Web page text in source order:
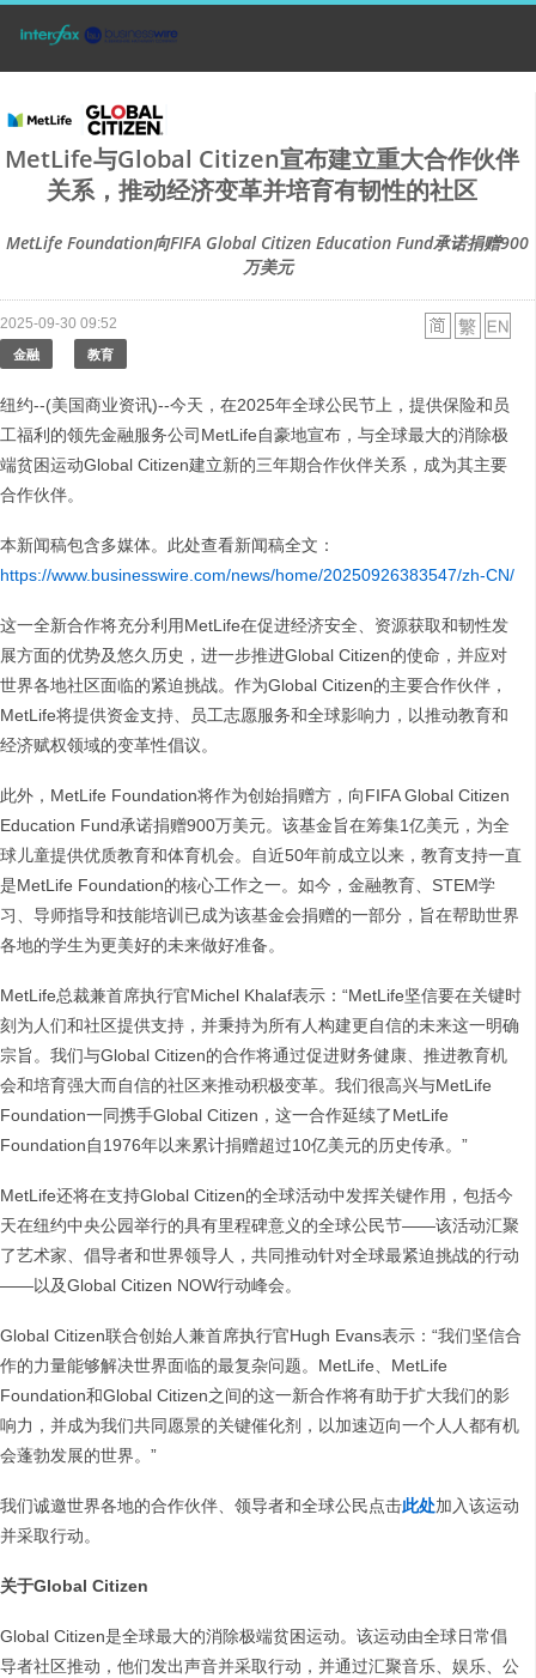
MetLife与Global Citizen宣布建立重大合作伙伴
关系，推动经济变革并培育有韧性的社区
MetLife Foundation向FIFA Global Citizen Education Fund承诺捐赠900
万美元
2025-09-30 09:52
金融 教育
纽约--(美国商业资讯)--今天，在2025年全球公民节上，提供保险和员
工福利的领先金融服务公司MetLife自豪地宣布，与全球最大的消除极
端贫困运动Global Citizen建立新的三年期合作伙伴关系，成为其主要
合作伙伴。
本新闻稿包含多媒体。此处查看新闻稿全文：
https://www.businesswire.com/news/home/20250926383547/zh-CN/
这一全新合作将充分利用MetLife在促进经济安全、资源获取和韧性发
展方面的优势及悠久历史，进一步推进Global Citizen的使命，并应对
世界各地社区面临的紧迫挑战。作为Global Citizen的主要合作伙伴，
MetLife将提供资金支持、员工志愿服务和全球影响力，以推动教育和
经济赋权领域的变革性倡议。
此外，MetLife Foundation将作为创始捐赠方，向FIFA Global Citizen
Education Fund承诺捐赠900万美元。该基金旨在筹集1亿美元，为全
球儿童提供优质教育和体育机会。自近50年前成立以来，教育支持一直
是MetLife Foundation的核心工作之一。如今，金融教育、STEM学
习、导师指导和技能培训已成为该基金会捐赠的一部分，旨在帮助世界
各地的学生为更美好的未来做好准备。
MetLife总裁兼首席执行官Michel Khalaf表示：“MetLife坚信要在关键时
刻为人们和社区提供支持，并秉持为所有人构建更自信的未来这一明确
宗旨。我们与Global Citizen的合作将通过促进财务健康、推进教育机
会和培育强大而自信的社区来推动积极变革。我们很高兴与MetLife
Foundation一同携手Global Citizen，这一合作延续了MetLife
Foundation自1976年以来累计捐赠超过10亿美元的历史传承。”
MetLife还将在支持Global Citizen的全球活动中发挥关键作用，包括今
天在纽约中央公园举行的具有里程碑意义的全球公民节——该活动汇聚
了艺术家、倡导者和世界领导人，共同推动针对全球最紧迫挑战的行动
——以及Global Citizen NOW行动峰会。
Global Citizen联合创始人兼首席执行官Hugh Evans表示：“我们坚信合
作的力量能够解决世界面临的最复杂问题。MetLife、MetLife
Foundation和Global Citizen之间的这一新合作将有助于扩大我们的影
响力，并成为我们共同愿景的关键催化剂，以加速迈向一个人人都有机
会蓬勃发展的世界。”
我们诚邀世界各地的合作伙伴、领导者和全球公民点击此处加入该运动
并采取行动。
关于Global Citizen
Global Citizen是全球最大的消除极端贫困运动。该运动由全球日常倡
导者社区推动，他们发出声音并采取行动，并通过汇聚音乐、娱乐、公